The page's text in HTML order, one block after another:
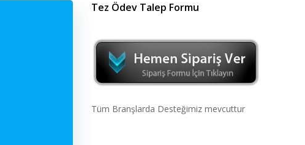
Tez Ödev Talep Formu
Tüm Branşlarda Desteğimiz mevcuttur